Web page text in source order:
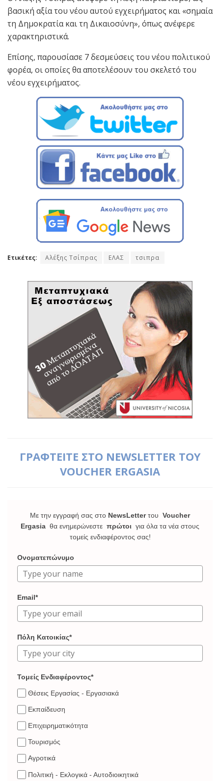
βασική αξία του νέου αυτού εγχειρήματος και «σημαία
τη Δημοκρατία και τη Δικαιοσύνη», όπως ανέφερε
χαρακτηριστικά.
Επίσης, παρουσίασε 7 δεσμεύσεις του νέου πολιτικού
φορέα, οι οποίες θα αποτελέσουν του σκελετό του
νέου εγχειρήματος.
Ετικέτες: Αλέξης Τσίπρας ΕΛΑΣ τσιπρα
ΓΡΑΦΤΕΙΤΕ ΣΤΟ NEWSLETTER ΤΟΥ
VOUCHER ERGASIA
Με την εγγραφή σας στο NewsLetterτου Voucher
Ergasia θα ενημερώνεστε πρώτοι για όλα τα νέα στους
τομείς ενδιαφέροντος σας!
Ονοματεπώνυμο
Email*
Πόλη Κατοικίας*
Τομείς Ενδιαφέροντος*
Θέσεις Εργασίας - Εργασιακά
Εκπαίδευση
Επιχειρηματικότητα
Τουρισμός
Αγροτικά
Πολιτική - Εκλογικά - Αυτοδιοικητικά